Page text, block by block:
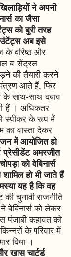
ने अपनी
का जैसा
को बुरी तरह
अब इसे
के वरिष्ठ और
व सेंट्रल
की तैयारी करने
आते हैं, फिर
साथ-साथ दबाव
हैं । अधिकतर
स्पीकर के रूप में
का वास्ता देकर
में आयोजित हो
प्रेसीडेंट अमरजीत
को वेबिनार्स
हो भी जाते हैं
यह है कि वह
की चुनावी राजनीति
वेबिनार्स को लेकर
कहावत को
के परिवार में
दिया ।
खास चार्टर्ड